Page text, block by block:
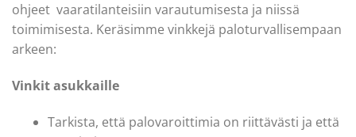
ohjeet vaaratilanteisiin varautumisesta ja niissä
toimimisesta. Keräsimme vinkkejä paloturvallisempaan
arkeen:
Vinkit asukkaille
Tarkista, että palovaroittimia on riittävästi ja että